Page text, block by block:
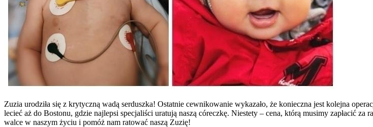
Zuzia urodziła się z krytyczną wadą serduszka! Ostatnie cewnikowanie wykazało, że konieczna jest kolejna
lecieć aż do Bostonu, gdzie najlepsi specjaliści uratują naszą córeczkę. Niestety – cena, którą musimy zapłacić
walce w naszym życiu i pomóż nam ratować naszą Zuzię!